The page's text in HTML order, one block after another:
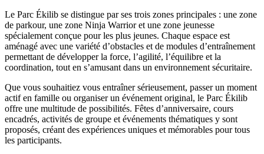
Le Parc Ékilib se distingue par ses trois zones principales : une zone
de parkour, une zone Ninja Warrior et une zone jeunesse
spécialement conçue pour les plus jeunes. Chaque espace est
aménagé avec une variété d’obstacles et de modules d’entraînement
permettant de développer la force, l’agilité, l’équilibre et la
coordination, tout en s’amusant dans un environnement sécuritaire.
Que vous souhaitiez vous entraîner sérieusement, passer un moment
actif en famille ou organiser un événement original, le Parc Ékilib
offre une multitude de possibilités. Fêtes d’anniversaire, cours
encadrés, activités de groupe et événements thématiques y sont
proposés, créant des expériences uniques et mémorables pour tous
les participants.